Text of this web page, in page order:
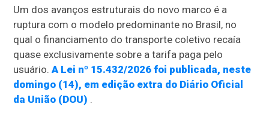
Um dos avanços estruturais do novo marco é a
ruptura com o modelo predominante no Brasil, no
qual o financiamento do transporte coletivo recaía
quase exclusivamente sobre a tarifa paga pelo
usuário.A Lei nº 15.432/2026 foi publicada, neste
domingo (14), em edição extra do Diário Oficial
da União (DOU) .